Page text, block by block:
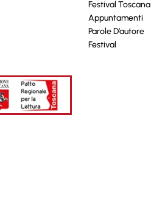
Festival Toscana
Appuntamenti
Parole D’autore
Festival